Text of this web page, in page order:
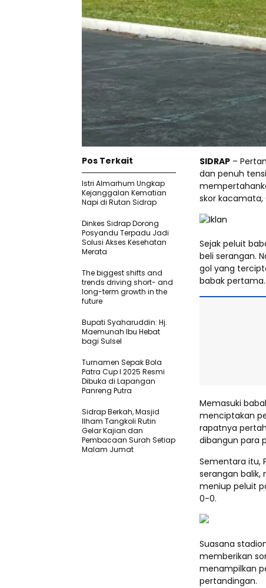
SIDRAP –
dan penuh
skor kacamata,
Sejak peluit
beli serangan.
gol yang
babak pertama.
Memasuki
menciptakan
rapatnya
dibangun para
Sementara itu,
serangan
meniup peluit
0-0.
Suasana
memberikan
menampilkan
pertandingan.
Pos Terkait
Istri Almarhum Ungkap
Kejanggalan Kematian
Napi di Rutan Sidrap
Dinkes Sidrap Dorong
Posyandu Terpadu Jadi
Solusi Akses Kesehatan
Merata
The biggest shifts and
trends driving short- and
long-term growth in the
future
Bupati Syaharuddin: Hj.
Maemunah Ibu Hebat
bagi Sulsel
Turnamen Sepak Bola
Patra Cup I 2025 Resmi
Dibuka di Lapangan
Panreng Putra
Sidrap Berkah, Masjid
Ilham Tangkoli Rutin
Gelar Kajian dan
Pembacaan Surah Setiap
Malam Jumat